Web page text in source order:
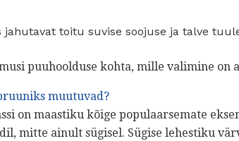
jahutavat toitu suvise soojuse ja talve
puuhoolduse kohta, mille valimine on
muutuvad?
on maastiku kõige populaarsemate
mitte ainult sügisel. Sügise lehestiku